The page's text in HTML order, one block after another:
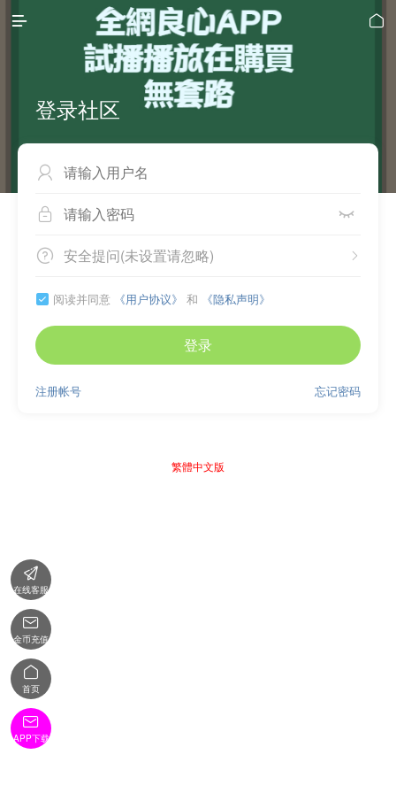
 
登录社区

 
 
安全提问(未设置请忽略)
 阅读并同意 《用户协议》 和 《隐私声明》
登录
忘记密码
注册帐号
繁體中文版

在线客服

金币充值

首页

APP下载